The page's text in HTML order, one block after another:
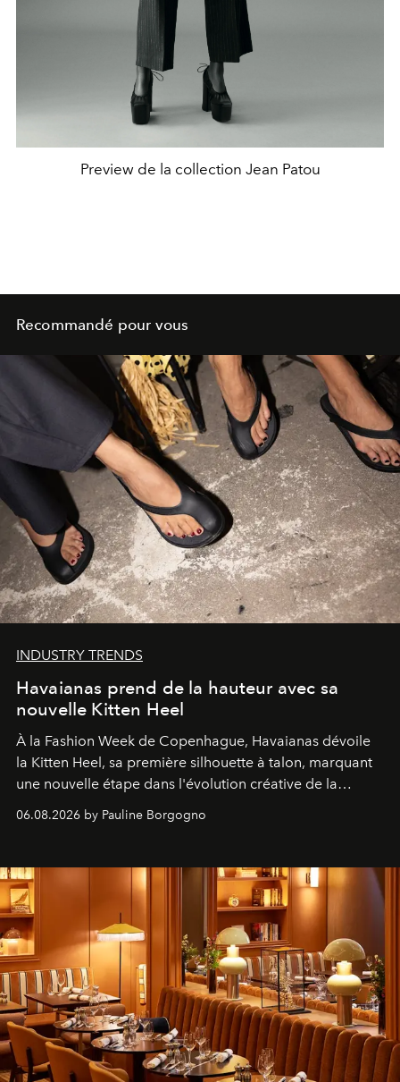
Preview de la collection Jean Patou
Recommandé pour vous
INDUSTRY TRENDS
Havaianas prend de la hauteur avec sa
nouvelle Kitten Heel
À la Fashion Week de Copenhague, Havaianas dévoile
la Kitten Heel, sa première silhouette à talon, marquant
une nouvelle étape dans l'évolution créative de la
06.08.2026 by Pauline Borgogno